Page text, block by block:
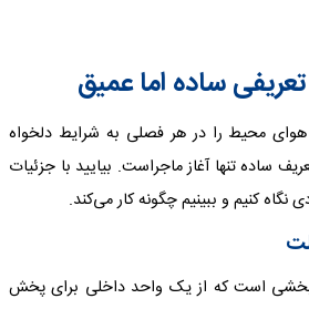
ساده اما عمیق
محیط را در هر فصلی به شرایط دلخواه
ساده تنها آغاز ماجراست. بیایید با جزئیات
نگاه کنیم و ببینیم چگونه کار می‌کند.
است که از یک واحد داخلی برای پخش